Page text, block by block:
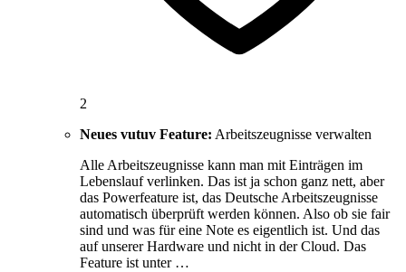
2
Neues vutuv Feature: Arbeitszeugnisse verwalten
Alle Arbeitszeugnisse kann man mit Einträgen im
Lebenslauf verlinken. Das ist ja schon ganz nett, aber
das Powerfeature ist, das Deutsche Arbeitszeugnisse
automatisch überprüft werden können. Also ob sie fair
sind und was für eine Note es eigentlich ist. Und das
auf unserer Hardware und nicht in der Cloud. Das
Feature ist unter …